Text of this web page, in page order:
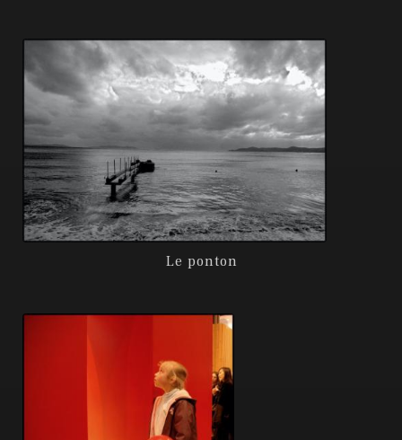
Le ponton